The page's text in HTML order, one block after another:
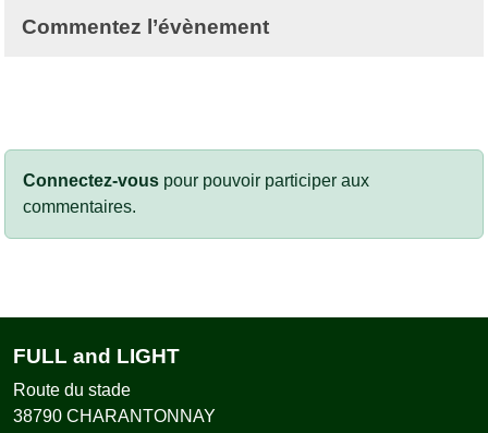
Commentez l’évènement
Connectez-vous pour pouvoir participer aux
commentaires.
FULL and LIGHT
Route du stade
38790 CHARANTONNAY